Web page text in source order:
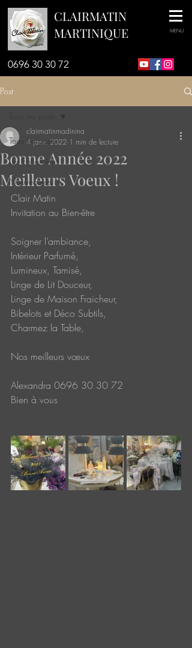
CLAIRMATIN
MARTINIQUE
MENU
0696 30 30 72
Post
Tous les posts
Les Ephémères
Nouveautés
Bonne Année 2022
Meilleurs Voeux !
clairmatinmadinina
4 janv. 2022 1 min de lecture
Clair Matin
Invitation au Bien-être
Soigner l’ambiance,
Intérieur Parfumé,
Lumineux, Tamisé,
Linge de Lit Douceur,
Linge de Maison Fraicheur,
Bibelots et Déco Subtils,
Charmez la Table,
Nos meilleurs vœux
Alexandra 0696 30 30 72
Bien à vous